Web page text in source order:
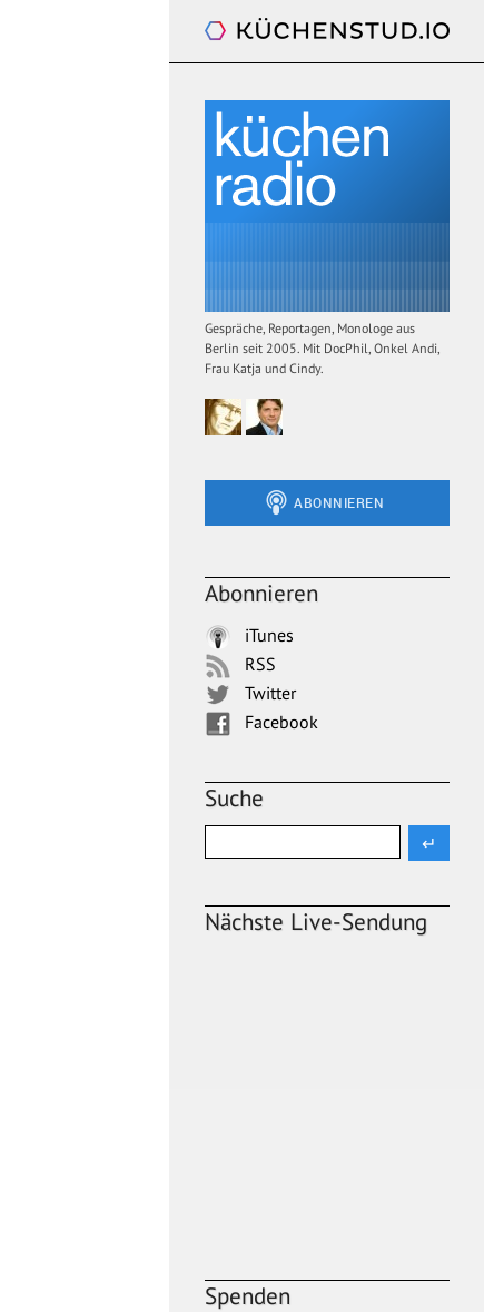
Küchenradio
Gespräche, Reportagen, Monologe aus
Berlin seit 2005. Mit DocPhil, Onkel Andi,
Frau Katja und Cindy.
Abonnieren
iTunes
RSS
Twitter
Facebook
Suche
Nächste Live-Sendung
Spenden